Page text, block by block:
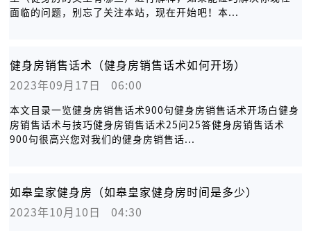
面临的问题，别忘了关注本站，现在开始吧！本...
健身房销售话术（健身房销售话术如何开场）
2023年09月17日   06:00
本文目录一览健身房销售话术900句健身房销售话术开场白健身
房销售话术与技巧健身房销售话术25问25答健身房销售话术
900句很高兴您对我们的健身房销售话...
如皋皇家健身房（如皋皇家健身房时间是多少）
2023年10月10日   04:30